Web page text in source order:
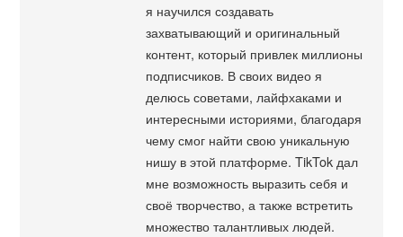
я научился создавать
захватывающий и оригинальный
контент, который привлек миллионы
подписчиков. В своих видео я
делюсь советами, лайфхаками и
интересными историями, благодаря
чему смог найти свою уникальную
нишу в этой платформе. TikTok дал
мне возможность выразить себя и
своё творчество, а также встретить
множество талантливых людей.